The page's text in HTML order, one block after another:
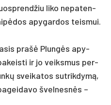
li­ko ne­pa­ten­
apy­gar­dos teis­mui.
pra­šė Plungės apy­
ir jo veiks­mus per­
svei­ka­tos su­trik­dymą,
švel­nesnės –